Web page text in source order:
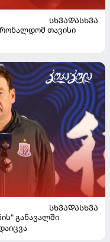
ᲡᲮᲕᲐᲓᲐᲡᲮᲕᲐ
რონალდომ თავისი
ᲡᲮᲕᲐᲓᲐᲡᲮᲕᲐ
განავალში